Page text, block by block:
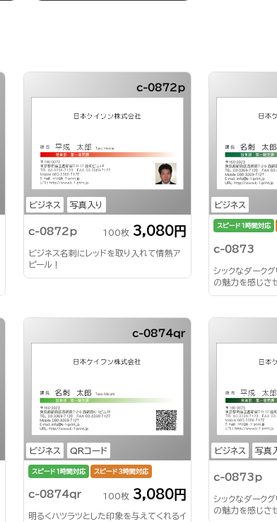
ビジネス 写真入り
c-0872p
c-0872p 100枚 3,080円
ビジネス名刺にレッドを取り入れて情熱ア
ピール！
ビジネス
スピード1時間対応
c-0873
シックなダーク
の魅力を感じさ
ビジネス QRコード
c-0874qr
スピード1時間対応 スピード3時間対応
c-0874qr 100枚 3,080円
明るくハツラツとした印象を与えてくれるイ
ビジネス 写真
c-0873p
シックなダーク
の魅力を感じさ